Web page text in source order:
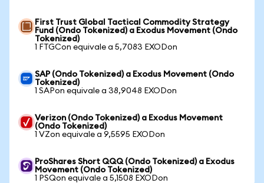
First Trust Global Tactical Commodity Strategy
Fund (Ondo Tokenized) a Exodus Movement (Ondo
Tokenized)
1 FTGCon equivale a 5,7083 EXODon
SAP (Ondo Tokenized) a Exodus Movement (Ondo
Tokenized)
1 SAPon equivale a 38,9048 EXODon
Verizon (Ondo Tokenized) a Exodus Movement
(Ondo Tokenized)
1 VZon equivale a 9,5595 EXODon
ProShares Short QQQ (Ondo Tokenized) a Exodus
Movement (Ondo Tokenized)
1 PSQon equivale a 5,1508 EXODon